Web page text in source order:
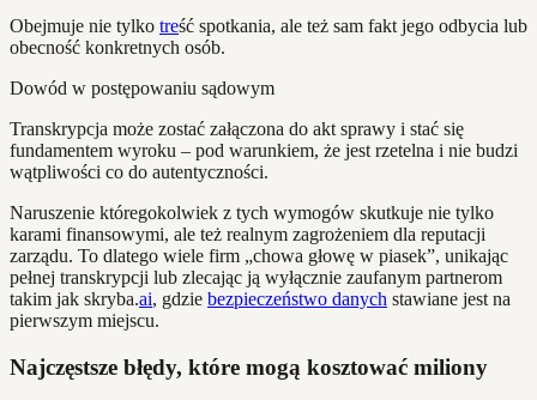
Obejmuje nie tylko treść spotkania, ale też sam fakt jego odbycia lub
obecność konkretnych osób.
Dowód w postępowaniu sądowym
Transkrypcja może zostać załączona do akt sprawy i stać się
fundamentem wyroku – pod warunkiem, że jest rzetelna i nie budzi
wątpliwości co do autentyczności.
Naruszenie któregokolwiek z tych wymogów skutkuje nie tylko
karami finansowymi, ale też realnym zagrożeniem dla reputacji
zarządu. To dlatego wiele firm „chowa głowę w piasek”, unikając
pełnej transkrypcji lub zlecając ją wyłącznie zaufanym partnerom
takim jak skryba.ai, gdzie bezpieczeństwo danych stawiane jest na
pierwszym miejscu.
Najczęstsze błędy, które mogą kosztować miliony